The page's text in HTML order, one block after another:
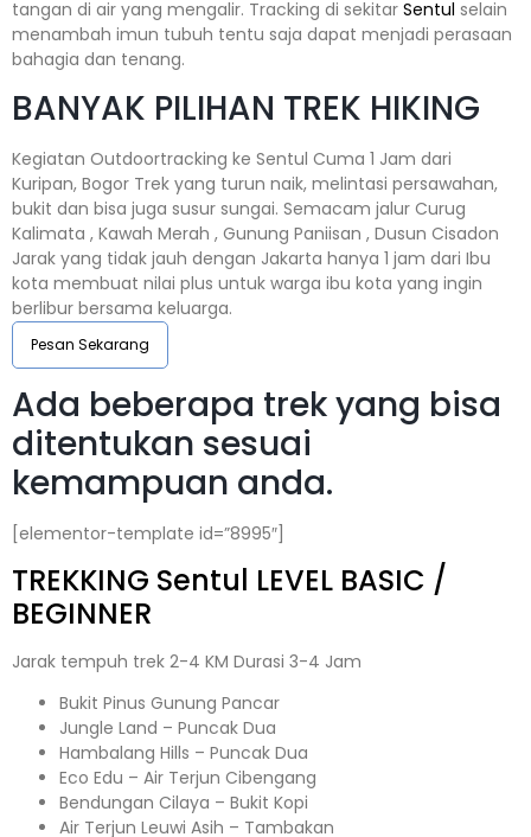
tangan di air yang mengalir. Tracking di sekitar Sentul selain
menambah imun tubuh tentu saja dapat menjadi perasaan
bahagia dan tenang.
BANYAK PILIHAN TREK HIKING
Kegiatan Outdoortracking ke Sentul Cuma 1 Jam dari
Kuripan, Bogor Trek yang turun naik, melintasi persawahan,
bukit dan bisa juga susur sungai. Semacam jalur Curug
Kalimata , Kawah Merah , Gunung Paniisan , Dusun Cisadon
Jarak yang tidak jauh dengan Jakarta hanya 1 jam dari Ibu
kota membuat nilai plus untuk warga ibu kota yang ingin
berlibur bersama keluarga.
Pesan Sekarang
Ada beberapa trek yang bisa
ditentukan sesuai
kemampuan anda.
[elementor-template id=”8995″]
TREKKING Sentul LEVEL BASIC /
BEGINNER
Jarak tempuh trek 2-4 KM Durasi 3-4 Jam
Bukit Pinus Gunung Pancar
Jungle Land – Puncak Dua
Hambalang Hills – Puncak Dua
Eco Edu – Air Terjun Cibengang
Bendungan Cilaya – Bukit Kopi
Air Terjun Leuwi Asih – Tambakan